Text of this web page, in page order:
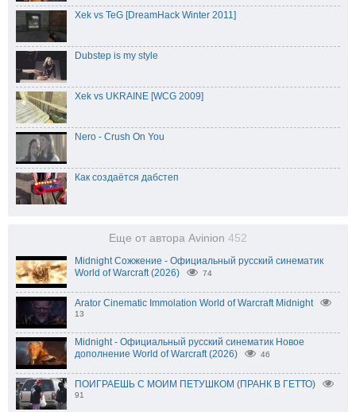
Xek vs TeG [DreamHack Winter 2011]
Dubstep is my style
Xek vs UKRAINE [WCG 2009]
Nero - Crush On You
Как создаётся дабстеп
Еще от автора Avinion 452
Midnight Сожжение - Официальный русский синематик
World of Warcraft (2026)
74
Arator Cinematic Immolation World of Warcraft Midnight
13
Midnight - Официальный русский синематик Новое
дополнение World of Warcraft (2026)
46
ПОИГРАЕШЬ С МОИМ ПЕТУШКОМ (ПРАНК В ГЕТТО)
91